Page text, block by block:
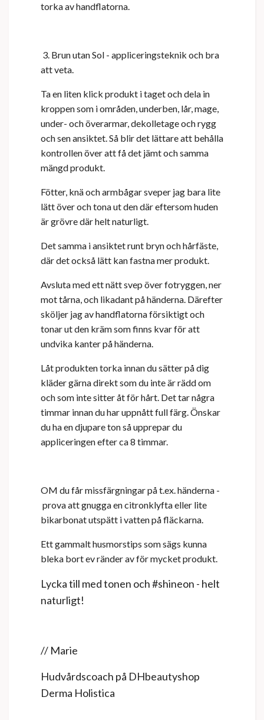
torka av handflatorna.
3. Brun utan Sol - appliceringsteknik och bra
att veta.
Ta en liten klick produkt i taget och dela in
kroppen som i områden, underben, lår, mage,
under- och överarmar, dekolletage och rygg
och sen ansiktet. Så blir det lättare att behålla
kontrollen över att få det jämt och samma
mängd produkt.
Fötter, knä och armbågar sveper jag bara lite
lätt över och tona ut den där eftersom huden
är grövre där helt naturligt.
Det samma i ansiktet runt bryn och hårfäste,
där det också lätt kan fastna mer produkt.
Avsluta med ett nätt svep över fotryggen, ner
mot tårna, och likadant på händerna. Därefter
sköljer jag av handflatorna försiktigt och
tonar ut den kräm som finns kvar för att
undvika kanter på händerna.
Låt produkten torka innan du sätter på dig
kläder gärna direkt som du inte är rädd om
och som inte sitter åt för hårt. Det tar några
timmar innan du har uppnått full färg. Önskar
du ha en djupare ton så upprepar du
appliceringen efter ca 8 timmar.
OM du får missfärgningar på t.ex. händerna -
prova att gnugga en citronklyfta eller lite
bikarbonat utspätt i vatten på fläckarna.
Ett gammalt husmorstips som sägs kunna
bleka bort ev ränder av för mycket produkt.
Lycka till med tonen och #shineon - helt
naturligt!
// Marie
Hudvårdscoach på DHbeautyshop
Derma Holistica